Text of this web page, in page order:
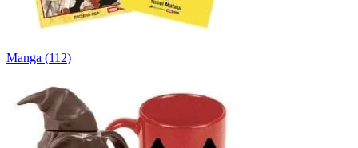
Manga (112)